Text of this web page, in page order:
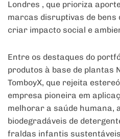
Londres , que prioriza
marcas disruptivas de bens
criar impacto social e
Entre os destaques do
produtos à base de plantas
TomboyX, que rejeita
empresa pioneira em
melhorar a saúde humana,
biodegradáveis de
fraldas infantis